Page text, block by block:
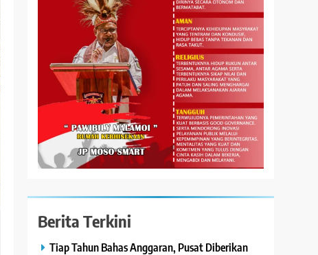
Berita Terkini
Tiap Tahun Bahas Anggaran, Pusat Diberikan